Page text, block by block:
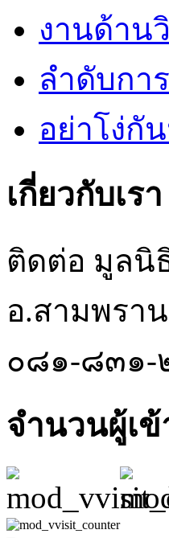
งานด้าน
ลำดับกา
อย่าโง่กั
เกี่ยวกับเรา
ติดต่อ มูลนิ
อ.สามพรา
๐๘๑-๘๓๑-
จำนวนผู้เ